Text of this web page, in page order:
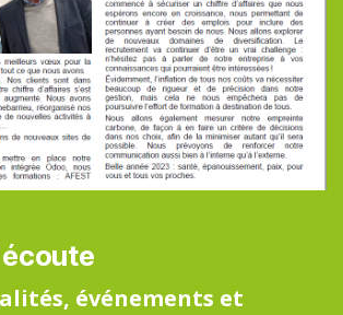
événements et